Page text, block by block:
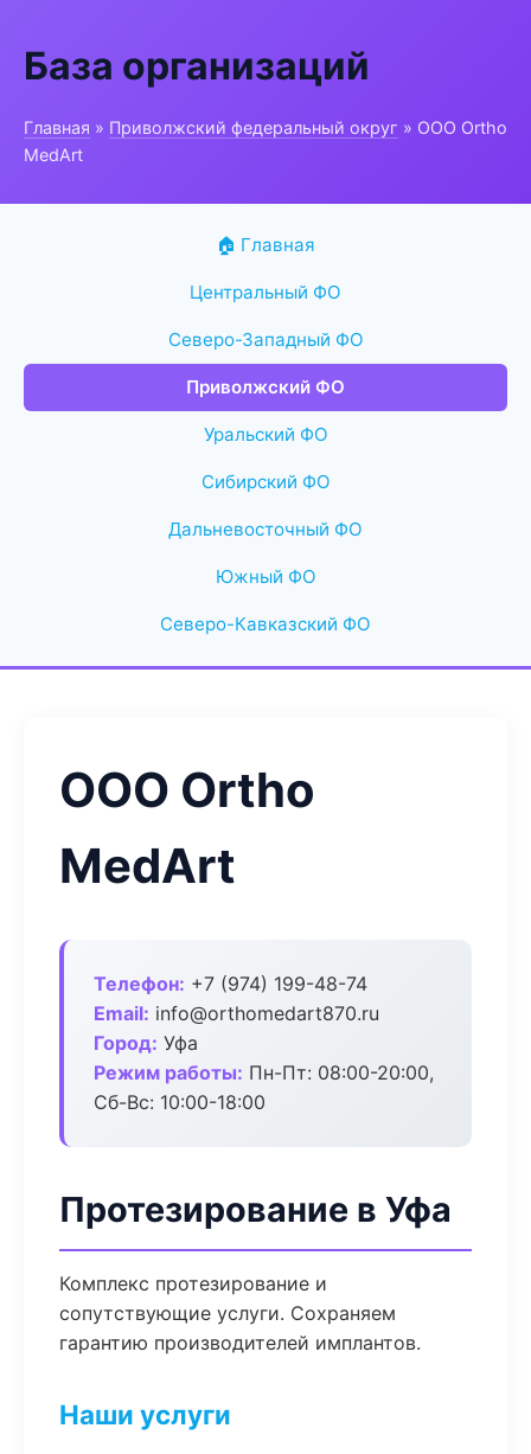
База организаций
Главная » Приволжский федеральный округ » ООО Ortho
MedArt
🏠 Главная
Центральный ФО
Северо-Западный ФО
Приволжский ФО
Уральский ФО
Сибирский ФО
Дальневосточный ФО
Южный ФО
Северо-Кавказский ФО
ООО Ortho
MedArt
Телефон: +7 (974) 199-48-74
Email: info@orthomedart870.ru
Город: Уфа
Режим работы: Пн-Пт: 08:00-20:00,
Сб-Вс: 10:00-18:00
Протезирование в Уфа
Комплекс протезирование и
сопутствующие услуги. Сохраняем
гарантию производителей имплантов.
Наши услуги